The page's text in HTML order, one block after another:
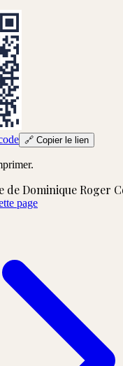
🔗 Copier le lien
de Dominique Roger
page